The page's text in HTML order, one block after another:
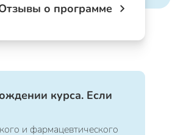
о программе
курса. Если
и фармацевтического